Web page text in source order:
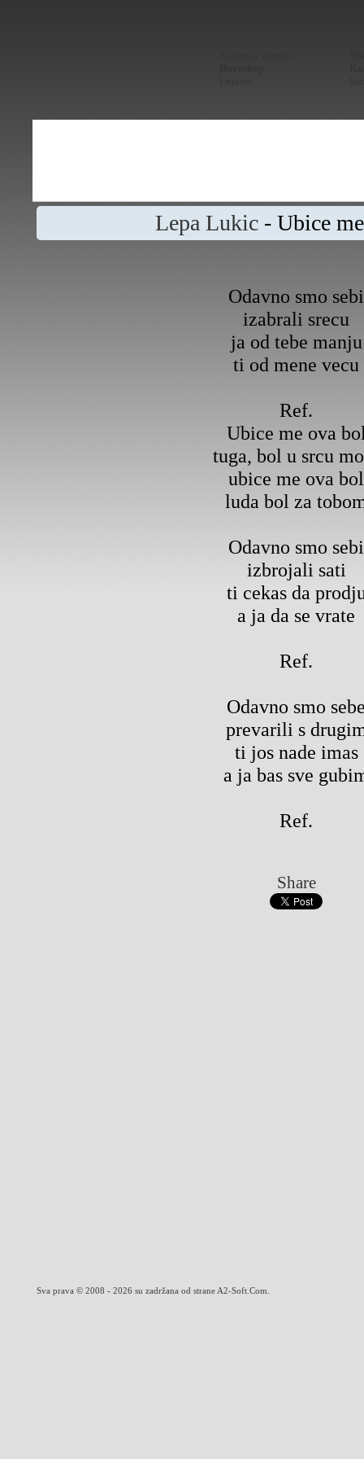
Lepa Lukic - Ubice
Odavno smo sebi
izabrali srecu
ja od tebe manju
ti od mene vecu
Ref.
Ubice me ova
tuga, bol u srcu
ubice me ova bol
luda bol za
Odavno smo sebi
izbrojali sati
ti cekas da
a ja da se vrate
Ref.
Odavno smo
prevarili s
ti jos nade imas
a ja bas sve
Ref.
Share
Sva prava © 2008 - 2026 su zadržana od strane A2-Soft.Com.